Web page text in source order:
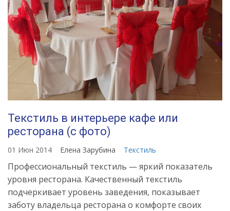
Текстиль в интерьере кафе или
ресторана (с фото)
01 Июн 2014 Елена Зарубина Текстиль
Профессиональный текстиль — яркий показатель
уровня ресторана. Качественный текстиль
подчеркивает уровень заведения, показывает
заботу владельца ресторана о комфорте своих